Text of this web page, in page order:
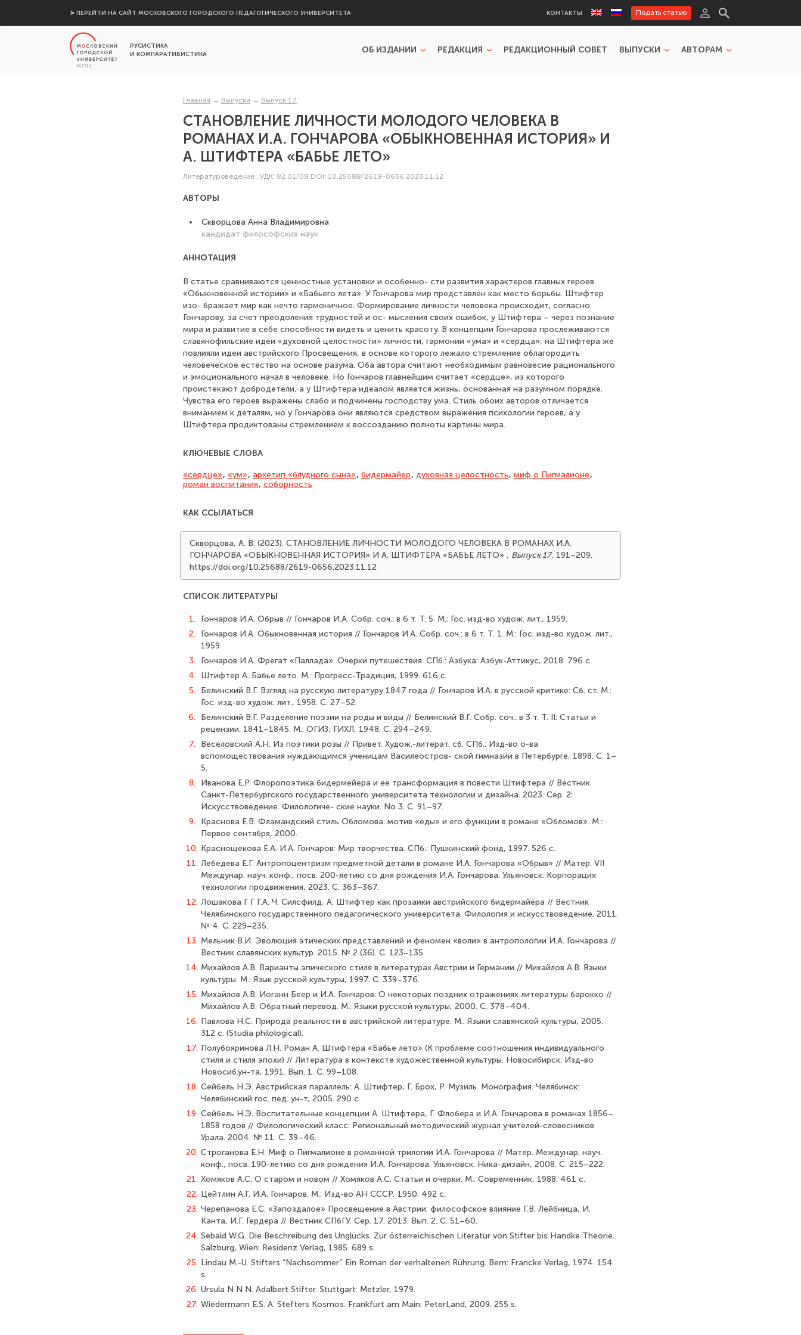
➤ ПЕРЕЙТИ НА САЙТ МОСКОВСКОГО ГОРОДСКОГО ПЕДАГОГИЧЕСКОГО УНИВЕРСИТЕТА КОНТАКТЫ Подать статью
РУСИСТИКА
И КОМПАРАТИВИСТИКА
ОБ ИЗДАНИИ РЕДАКЦИЯ РЕДАКЦИОННЫЙ СОВЕТ ВЫПУСКИ АВТОРАМ
Главная → Выпуски → Выпуск 17
СТАНОВЛЕНИЕ ЛИЧНОСТИ МОЛОДОГО ЧЕЛОВЕКА В
РОМАНАХ И.А. ГОНЧАРОВА «ОБЫКНОВЕННАЯ ИСТОРИЯ» И
А. ШТИФТЕРА «БАБЬЕ ЛЕТО»
Литературоведение , УДК: 82.01/09 DOI: 10.25688/2619-0656.2023.11.12
АВТОРЫ
Скворцова Анна Владимировна
кандидат философских наук
АННОТАЦИЯ
В статье сравниваются ценностные установки и особенно- сти развития характеров главных героев
«Обыкновенной истории» и «Бабьего лета». У Гончарова мир представлен как место борьбы. Штифтер
изо- бражает мир как нечто гармоничное. Формирование личности человека происходит, согласно
Гончарову, за счет преодоления трудностей и ос- мысления своих ошибок, у Штифтера – через познание
мира и развитие в себе способности видеть и ценить красоту. В концепции Гончарова прослеживаются
славянофильские идеи «духовной целостности» личности, гармонии «ума» и «сердца», на Штифтера же
повлияли идеи австрийского Просвещения, в основе которого лежало стремление облагородить
человеческое естество на основе разума. Оба автора считают необходимым равновесие рационального
и эмоционального начал в человеке. Но Гончаров главнейшим считает «сердце», из которого
проистекают добродетели, а у Штифтера идеалом является жизнь, основанная на разумном порядке.
Чувства его героев выражены слабо и подчинены господству ума. Стиль обоих авторов отличается
вниманием к деталям, но у Гончарова они являются средством выражения психологии героев, а у
Штифтера продиктованы стремлением к воссозданию полноты картины мира.
КЛЮЧЕВЫЕ СЛОВА
«сердце», «ум», архетип «блудного сына», бидермайер, духовная целостность, миф о Пигмалионе,
роман воспитания, соборность
КАК ССЫЛАТЬСЯ
Скворцова, А. В. (2023). СТАНОВЛЕНИЕ ЛИЧНОСТИ МОЛОДОГО ЧЕЛОВЕКА В РОМАНАХ И.А.
ГОНЧАРОВА «ОБЫКНОВЕННАЯ ИСТОРИЯ» И А. ШТИФТЕРА «БАБЬЕ ЛЕТО» , Выпуск 17, 191–209.
https://doi.org/10.25688/2619-0656.2023.11.12
СПИСОК ЛИТЕРАТУРЫ
1.
Гончаров И.А. Обрыв // Гончаров И.А. Собр. соч.: в 6 т. Т. 5. М.: Гос. изд-во худож. лит., 1959.
2.
Гончаров И.А. Обыкновенная история // Гончаров И.А. Собр. соч.: в 6 т. Т. 1. М.: Гос. изд-во худож. лит.,
1959.
3.
Гончаров И.А. Фрегат «Паллада». Очерки путешествия. СПб.: Азбука: Азбук-Аттикус, 2018. 796 с.
4. Штифтер А. Бабье лето. М.: Прогресс-Традиция, 1999. 616 с.
5.
Белинский В.Г. Взгляд на русскую литературу 1847 года // Гончаров И.А. в русской критике: Сб. ст. М.:
Гос. изд-во худож. лит., 1958. С. 27–52.
6.
Белинский В.Г. Разделение поэзии на роды и виды // Белинский В.Г. Собр. соч.: в 3 т. Т. II: Статьи и
рецензии. 1841–1845. М.: ОГИЗ; ГИХЛ, 1948. С. 294–249.
7.
Веселовский А.Н. Из поэтики розы // Привет. Худож.-литерат. сб. СПб.: Изд-во о-ва
вспомоществования нуждающимся ученицам Василеостров- ской гимназии в Петербурге, 1898. С. 1–
5.
8.
Иванова Е.Р. Флоропоэтика бидермейера и ее трансформация в повести Штифтера // Вестник
Санкт-Петербургского государственного университета технологии и дизайна. 2023. Сер. 2:
Искусствоведение. Филологиче- ские науки. No 3. С. 91–97.
9.
Краснова Е.В. Фламандский стиль Обломова: мотив «еды» и его функции в романе «Обломов». М.:
Первое сентября, 2000.
10. Краснощекова Е.А. И.А. Гончаров: Мир творчества. СПб.: Пушкинский фонд, 1997. 526 с.
11. Лебедева Е.Г. Антропоцентризм предметной детали в романе И.А. Гончарова «Обрыв» // Матер. VII
Междунар. науч. конф., посв. 200-летию со дня рождения И.А. Гончарова. Ульяновск: Корпорация
технологии продвижения, 2023. С. 363–367.
12. Лошакова Г Г Г.А. Ч. Силсфилд, А. Штифтер как прозаики австрийского бидермайера // Вестник
Челябинского государственного педагогического университета. Филология и искусствоведение. 2011.
№ 4. С. 229–235.
13. Мельник В.И. Эволюция этических представлений и феномен «воли» в антропологии И.А. Гончарова //
Вестник славянских культур. 2015. № 2 (36). С. 123–135.
14. Михайлов А.В. Варианты эпического стиля в литературах Австрии и Германии // Михайлов А.В. Языки
культуры. М.: Язык русской культуры, 1997. С. 339–376.
15. Михайлов А.В. Иоганн Беер и И.А. Гончаров. О некоторых поздних отражениях литературы барокко //
Михайлов А.В. Обратный перевод. М.: Языки русской культуры, 2000. С. 378–404.
16. Павлова Н.С. Природа реальности в австрийской литературе. М.: Языки славянской культуры, 2005.
312 с. (Studia philological).
17. Полубояринова Л.Н. Роман А. Штифтера «Бабье лето» (К проблеме соотношения индивидуального
стиля и стиля эпохи) // Литература в контексте художественной культуры. Новосибирск: Изд-во
Новосиб.ун-та, 1991. Вып. 1. С. 99–108.
18. Сейбель Н.Э. Австрийская параллель: А. Штифтер, Г. Брох, Р. Музиль. Монография. Челябинск:
Челябинский гос. пед. ун-т, 2005. 290 с.
19. Сейбель Н.Э. Воспитательные концепции А. Штифтера, Г. Флобера и И.А. Гончарова в романах 1856–
1858 годов // Филологический класс: Региональный методический журнал учителей-словесников
Урала. 2004. № 11. С. 39–46.
20. Строганова Е.Н. Миф о Пигмалионе в романной трилогии И.А. Гончарова // Матер. Междунар. науч.
конф., посв. 190-летию со дня рождения И.А. Гончарова. Ульяновск: Ника-дизайн, 2008. С. 215–222.
21. Хомяков А.С. О старом и новом // Хомяков А.С. Статьи и очерки. М.: Современник, 1988. 461 с.
22. Цейтлин А.Г. И.А. Гончаров. М.: Изд-во АН СССР, 1950. 492 с.
23. Черепанова Е.С. «Запоздалое» Просвещение в Австрии: философское влияние Г.В. Лейбница, И.
Канта, И.Г. Гердера // Вестник СПбГУ. Сер. 17. 2013. Вып. 2. С. 51–60.
24. Sebald W.G. Die Beschreibung des Unglücks. Zur österreichischen Literatur von Stifter bis Handke Theorie.
Salzburg, Wien: Residenz Verlag, 1985. 689 s.
25. Lindau M.-U. Stifters “Nachsommer”. Ein Roman der verhaltenen Rührung. Bern: Francke Verlag, 1974. 154
s.
26. Ursula N N N. Adalbert Stifter. Stuttgart: Metzler, 1979.
27. Wiedermann E.S. A. Stefters Kosmos. Frankfurt am Main: PeterLand, 2009. 255 s.